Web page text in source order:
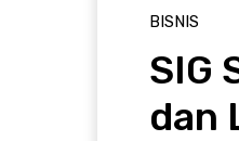
BISNIS
SIG
dan